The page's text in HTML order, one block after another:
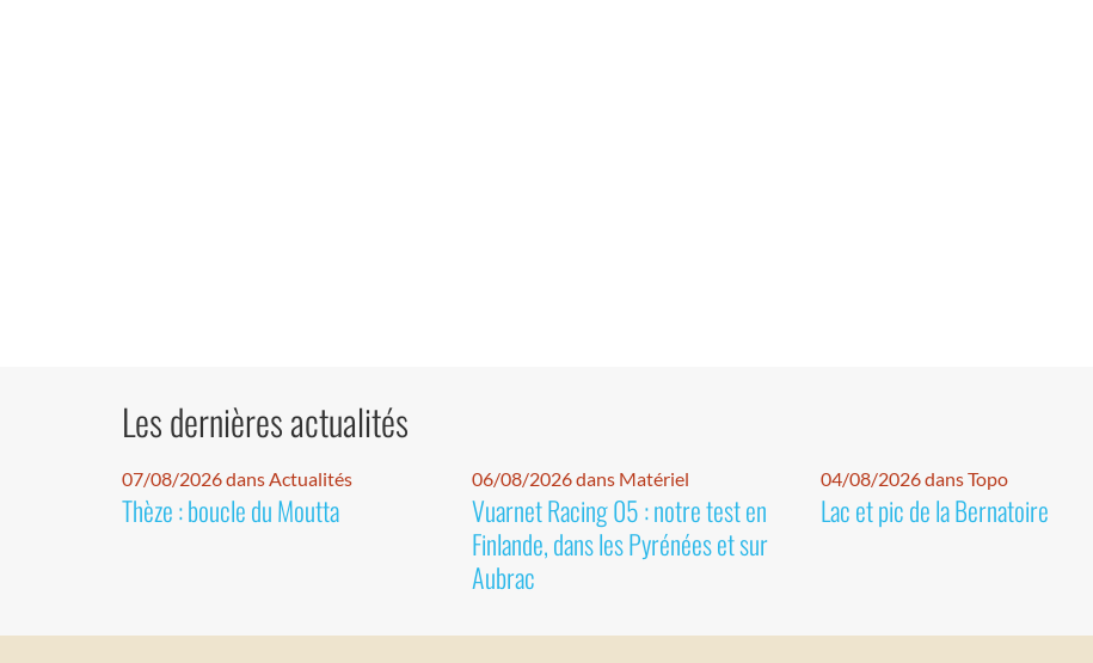
Les dernières actualités
07/08/2026 dans Actualités
Thèze : boucle du Moutta
06/08/2026 dans Matériel
Vuarnet Racing 05 : notre test en
Finlande, dans les Pyrénées et sur
Aubrac
04/08/2026 dans Topo
Lac et pic de la Bernatoire